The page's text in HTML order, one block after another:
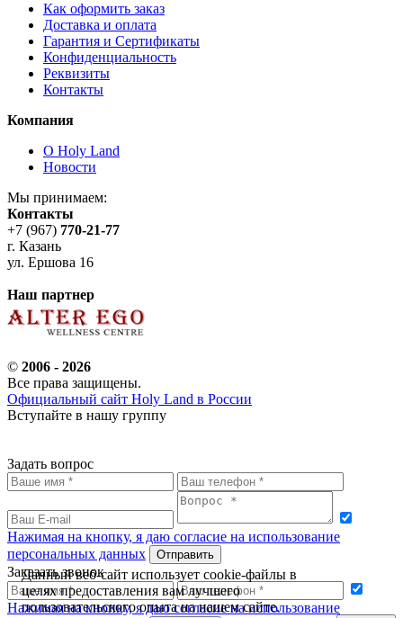
Как оформить заказ
Доставка и оплата
Гарантия и Сертификаты
Конфиденциальность
Реквизиты
Контакты
Компания
О Holy Land
Новости
Мы принимаем:
Контакты
+7 (967) 770-21-77
г. Казань
ул. Ершова 16
Наш партнер
© 2006 - 2026
Все права защищены.
Официальный сайт Holy Land в России
Вступайте в нашу группу
Задать вопрос
Нажимая на кнопку, я даю согласие на использование
персональных данных
Заказать звонок
Нажимая на кнопку, я даю согласие на использование
Данный веб-сайт использует cookie-файлы в
целях предоставления вам лучшего
пользовательского опыта на нашем сайте.